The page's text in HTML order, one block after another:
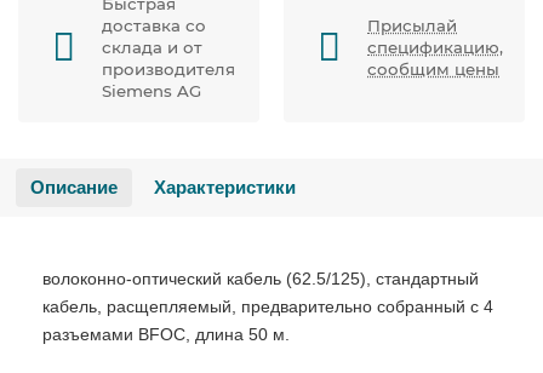
доставка со
склада и от
производителя
Siemens AG
Присылай
спецификацию,
сообщим цены
Описание Характеристики
волоконно-оптический кабель (62.5/125), стандартный
кабель, расщепляемый, предварительно собранный с 4
разъемами BFOC, длина 50 м.